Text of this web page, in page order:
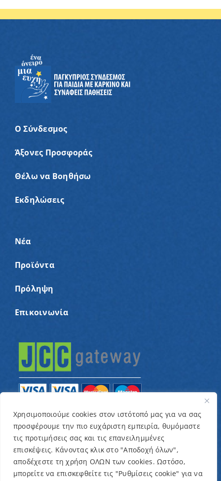
Χρησιμοποιούμε cookies στον ιστότοπό μας για να σας
προσφέρουμε την πιο ευχάριστη εμπειρία, θυμόμαστε
τις προτιμήσεις σας και τις επανειλημμένες
επισκέψεις. Κάνοντας κλικ στο "Αποδοχή όλων",
αποδέχεστε τη χρήση ΟΛΩΝ των cookies. Ωστόσο,
μπορείτε να επισκεφθείτε τις "Ρυθμίσεις cookie" για να
Ο Σύνδεσμος
Άξονες Προσφοράς
Θέλω να Βοηθήσω
Εκδηλώσεις
Νέα
Προϊόντα
Πρόληψη
Επικοινωνία
© Copyright 2022 – Παγκύπριος Σύνδεσμος για
παιδιά με καρκίνο και συναφείς παθήσεις «Ένα
Όνειρο Μια Ευχή» / Designed & Developed byNETinfo
Plc